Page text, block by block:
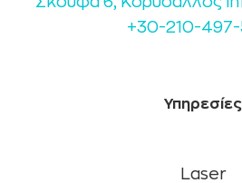
+30-210-
Υπηρεσίες
Laser